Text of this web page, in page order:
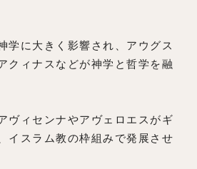
学に大きく影響され、アウグス
クィナスなどが神学と哲学を融
ヴィセンナやアヴェロエスがギ
イスラム教の枠組みで発展させ